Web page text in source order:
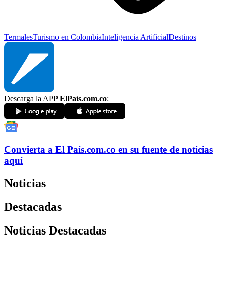
TermalesTurismo en ColombiaInteligencia ArtificialDestinos
Descarga la APPElPaís.com.co:
Convierta a El País.com.co en su fuente de noticias
aquí
Noticias
Destacadas
Noticias Destacadas